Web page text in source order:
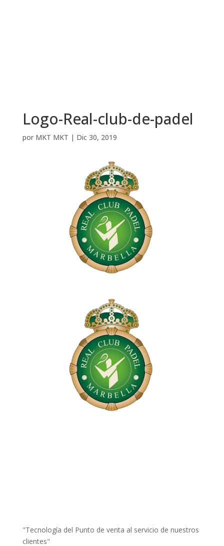
Logo-Real-club-de-padel
por MKT MKT | Dic 30, 2019
"Tecnología del Punto de venta al servicio de nuestros
clientes"